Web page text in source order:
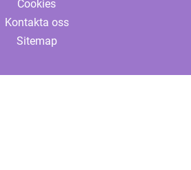
Cookies
Kontakta oss
Sitemap